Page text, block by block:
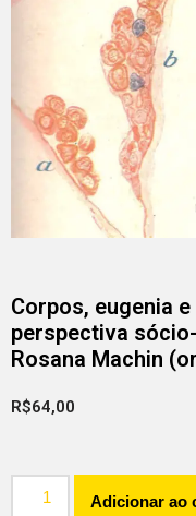
Corpos, eugenia
perspectiva
Rosana Machin
R$64,00
Adicionar ao